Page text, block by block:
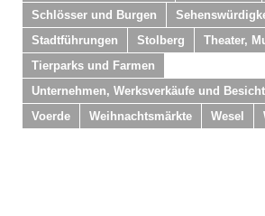
Schlösser und Burgen
Stadtführungen
Stolberg
Theater,
Tierparks und Farmen
Unternehmen, Werksverkäufe und
Voerde
Weihnachtsmärkte Wesel